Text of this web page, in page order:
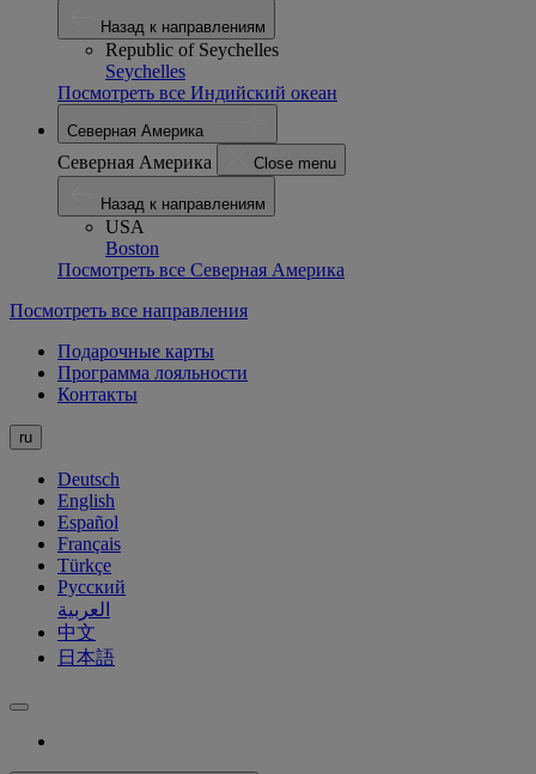
Назад к направлениям
Republic of Seychelles
Seychelles
Посмотреть все Индийский океан
Северная Америка
Северная Америка Close menu
Назад к направлениям
USA
Boston
Посмотреть все Северная Америка
Посмотреть все направления
Подарочные карты
Программа лояльности
Контакты
ru
Deutsch
English
Español
Français
Türkçe
Русский
العربية
中文
日本語